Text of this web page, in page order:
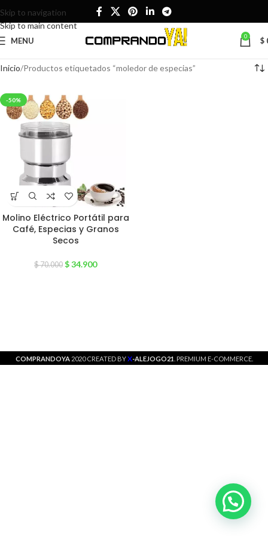
Skip to navigation
Skip to main content
MENU 0 $
Inicio Productos etiquetados “moledor de especias”
-50%
Molino Eléctrico Portátil para
Café, Especias y Granos
Secos
$70.000 $34.900
COMPRANDOYA 2020 CREATED BYX-ALEJOGO21 . PREMIUM E-COMMERCE.